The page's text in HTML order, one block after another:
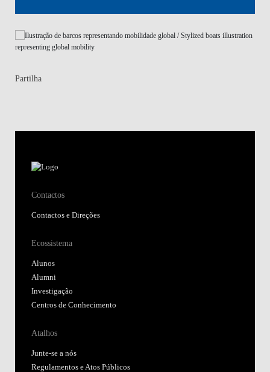
Partilha
Contactos
Contactos e Direções
Ecossistema
Alunos
Alumni
Investigação
Centros de Conhecimento
Atalhos
Junte-se a nós
Regulamentos e Atos Públicos